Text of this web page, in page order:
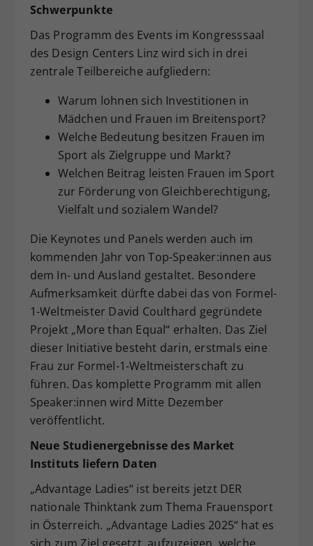
Schwerpunkte
Das Programm des Events im Kongresssaal
des Design Centers Linz wird sich in drei
zentrale Teilbereiche aufgliedern:
Warum lohnen sich Investitionen in
Mädchen und Frauen im Breitensport?
Welche Bedeutung besitzen Frauen im
Sport als Zielgruppe und Markt?
Welchen Beitrag leisten Frauen im Sport
zur Förderung von Gleichberechtigung,
Vielfalt und sozialem Wandel?
Die Keynotes und Panels werden auch im
kommenden Jahr von Top-Speaker:innen aus
dem In- und Ausland gestaltet. Besondere
Aufmerksamkeit dürfte dabei das von Formel-
1-Weltmeister David Coulthard gegründete
Projekt „More than Equal“ erhalten. Das Ziel
dieser Initiative besteht darin, erstmals eine
Frau zur Formel-1-Weltmeisterschaft zu
führen. Das komplette Programm mit allen
Speaker:innen wird Mitte Dezember
veröffentlicht.
Neue Studienergebnisse des Market
Instituts liefern Daten
„Advantage Ladies“ ist bereits jetzt DER
nationale Thinktank zum Thema Frauensport
in Österreich. „Advantage Ladies 2025“ hat es